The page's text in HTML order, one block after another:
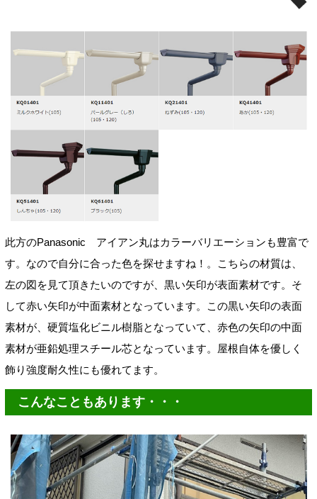
此方のPanasonic アイアン丸はカラーバリエーションも豊富で
す。なので自分に合った色を探せますね！。こちらの材質は、
左の図を見て頂きたいのですが、黒い矢印が表面素材です。そ
して赤い矢印が中面素材となっています。この黒い矢印の表面
素材が、硬質塩化ビニル樹脂となっていて、赤色の矢印の中面
素材が亜鉛処理スチール芯となっています。屋根自体を優しく
飾り強度耐久性にも優れてます。
こんなこともあります・・・